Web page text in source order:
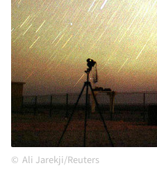
Ali Jarekji/Reuters